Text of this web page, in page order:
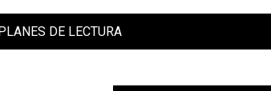
DE LECTURA